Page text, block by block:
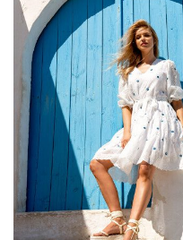
Jak wybrać
do swojego
Wybór odpowiedniego
zawsze nie lada zagwozdka
polskim istnieje bowiem
sprzedających odzież
Odpowiedź na to pytanie
prosta! Najważniejszą …